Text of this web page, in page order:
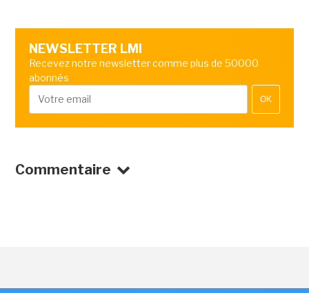
NEWSLETTER LMI
Recevez notre newsletter comme plus de 50000
abonnés
OK
Commentaire